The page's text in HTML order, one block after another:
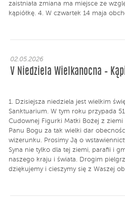
zaistniała zmiana ma miejsce ze
kąpiółkę. 4. W czwartek 14 maja
02.05.2026
V Niedziela Wielkanocna –
1. Dzisiejsza niedziela jest wielkim
Sanktuarium. W tym roku przypada
Cudownej Figurki Matki Bożej z ziemi
Panu Bogu za tak wielki dar
wizerunku. Prosimy Ją o
Syna nie tylko dla tej ziemi, parafii i
naszego kraju i świata. Drogim
dziękujemy i cieszymy się z Waszej